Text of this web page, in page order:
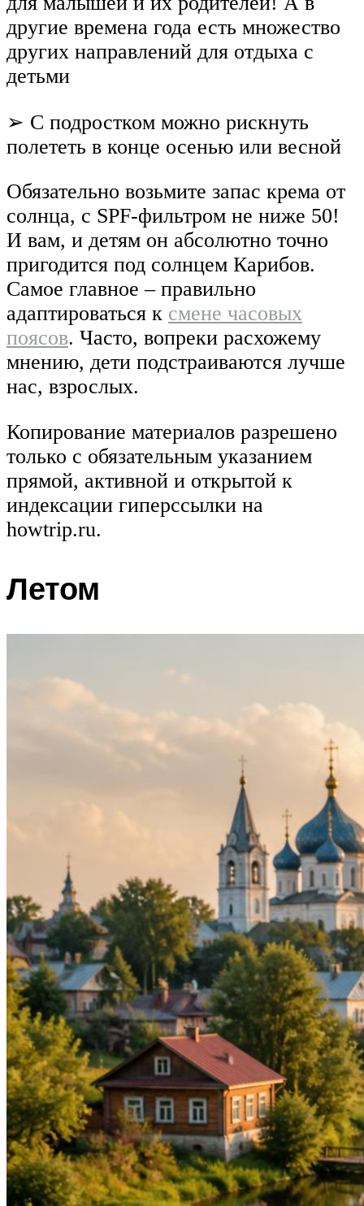
другие времена года есть множество
других направлений для отдыха с
детьми
➢ С подростком можно рискнуть
полететь в конце осенью или весной
Обязательно возьмите запас крема от
солнца, с SPF-фильтром не ниже 50!
И вам, и детям он абсолютно точно
пригодится под солнцем Карибов.
Самое главное – правильно
адаптироваться к смене часовых
поясов. Часто, вопреки расхожему
мнению, дети подстраиваются лучше
нас, взрослых.
Копирование материалов разрешено
только с обязательным указанием
прямой, активной и открытой к
индексации гиперссылки на
howtrip.ru.
Летом